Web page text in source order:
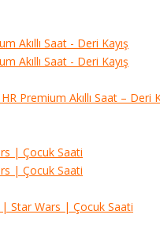
Premium Akıllı Saat – Deri
Star Wars | Çocuk Saati